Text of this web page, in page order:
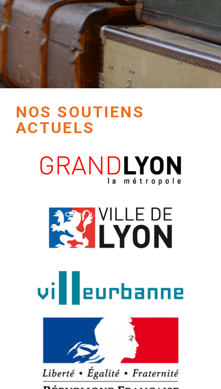
NOS SOUTIENS
ACTUELS